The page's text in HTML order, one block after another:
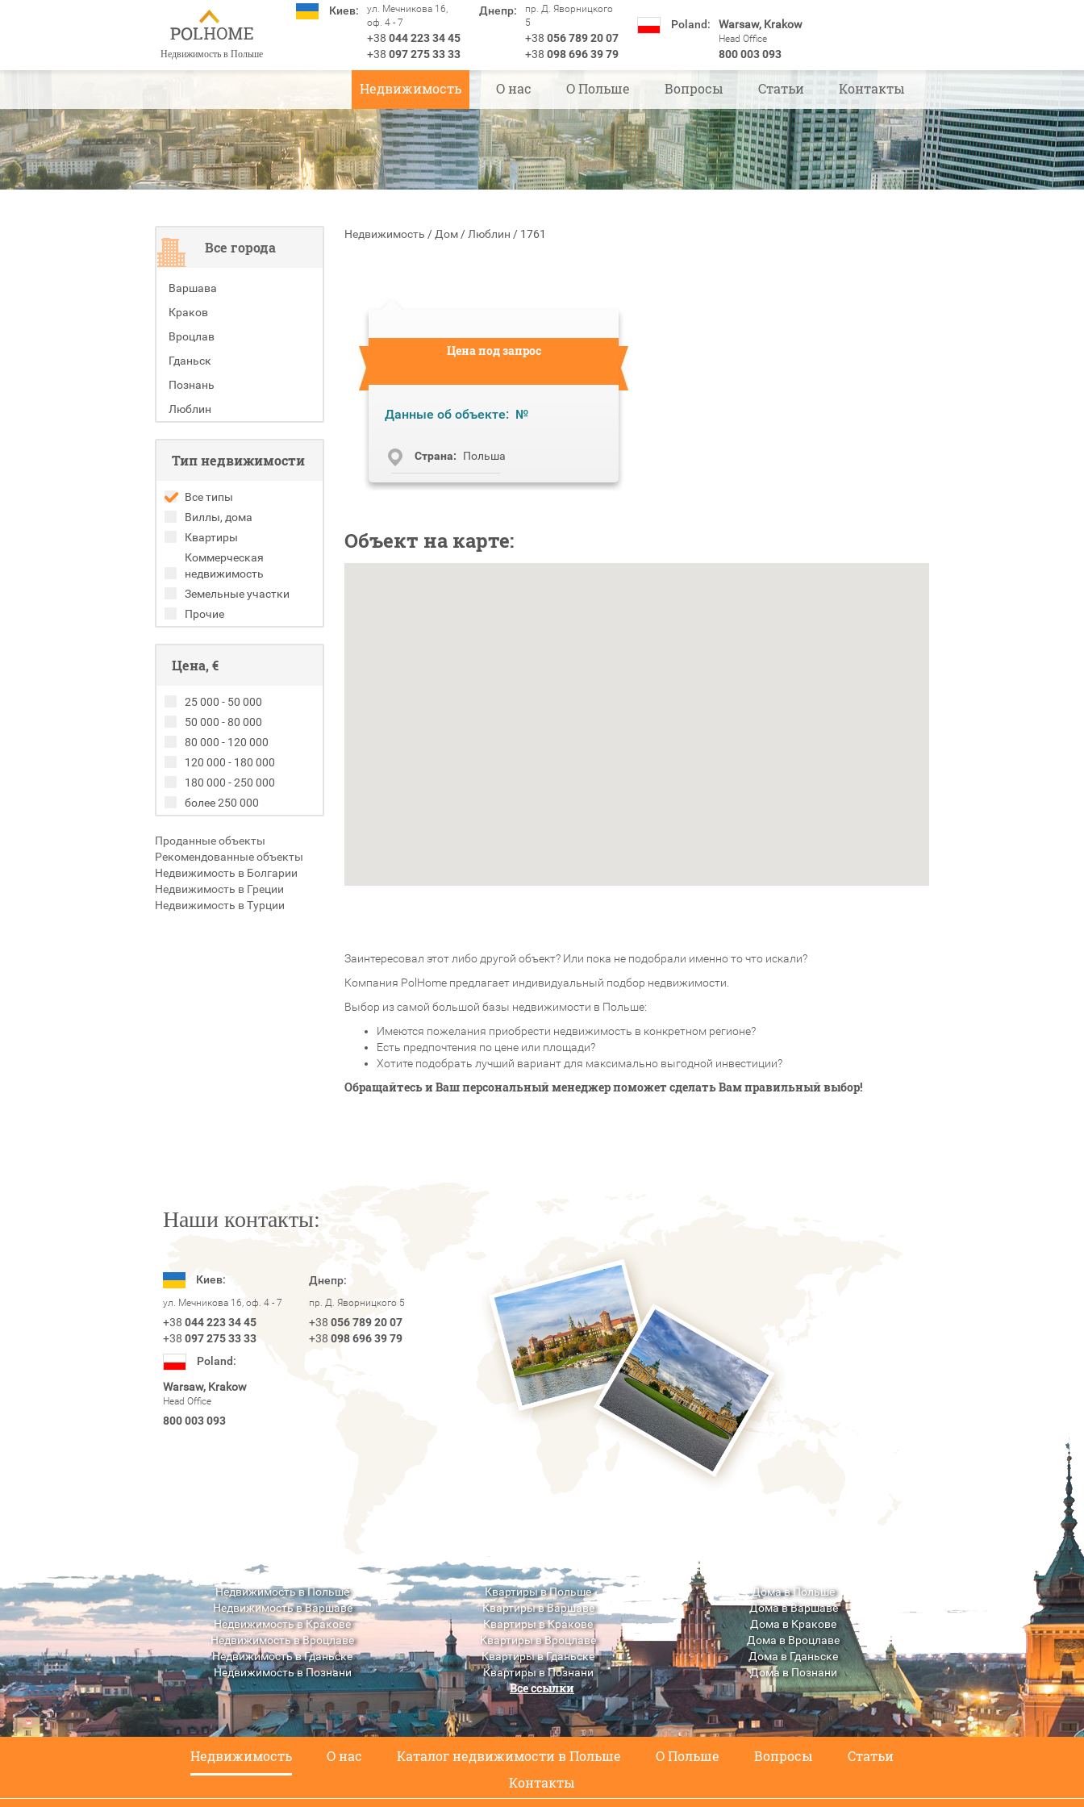
Недвижимость в Польше
Киев:
ул. Мечникова 16,
оф. 4 - 7
+38 044 223 34 45
+38 097 275 33 33
Днепр:
пр. Д. Яворницкого
5
+38 056 789 20 07
+38 098 696 39 79
Poland: Warsaw, Krakow
Head Office
800 003 093
Недвижимость О нас О Польше Вопросы Статьи Контакты
Все города
Варшава
Краков
Вроцлав
Гданьск
Познань
Люблин
Тип недвижимости
Все типы
Виллы, дома
Квартиры
Коммерческая
недвижимость
Земельные участки
Прочие
Цена, €
25 000 - 50 000
50 000 - 80 000
80 000 - 120 000
120 000 - 180 000
180 000 - 250 000
более 250 000
Проданные объекты
Рекомендованные объекты
Недвижимость в Болгарии
Недвижимость в Греции
Недвижимость в Турции
Недвижимость / Дом / Люблин / 1761
Цена под запрос
Данные об объекте: №
Cтрана: Польша
Объект на карте:
Заинтересовал этот либо другой объект? Или пока не подобрали именно то что искали?
Компания PolHome предлагает индивидуальный подбор недвижимости.
Выбор из самой большой базы недвижимости в Польше:
Имеются пожелания приобрести недвижимость в конкретном регионе?
Есть предпочтения по цене или площади?
Хотите подобрать лучший вариант для максимально выгодной инвестиции?
Обращайтесь и Ваш персональный менеджер поможет сделать Вам правильный выбор!
Наши контакты:
Киев:
ул. Мечникова 16, оф. 4 - 7
+38 044 223 34 45
+38 097 275 33 33
Днепр:
пр. Д. Яворницкого 5
+38 056 789 20 07
+38 098 696 39 79
Poland:
Warsaw, Krakow
Head Office
800 003 093
Недвижимость в Польше
Недвижимость в Варшаве
Недвижимость в Кракове
Недвижимость в Вроцлаве
Недвижимость в Гданьске
Недвижимость в Познани
Недвижимость в Люблине
Квартиры в Польше
Квартиры в Варшаве
Квартиры в Кракове
Квартиры в Вроцлаве
Квартиры в Гданьске
Квартиры в Познани
Квартиры в Люблине
Дома в Польше
Дома в Варшаве
Дома в Кракове
Дома в Вроцлаве
Дома в Гданьске
Дома в Познани
Дома в Люблине
Все ссылки
Недвижимость О нас Каталог недвижимости в Польше О Польше Вопросы
Статьи
Контакты